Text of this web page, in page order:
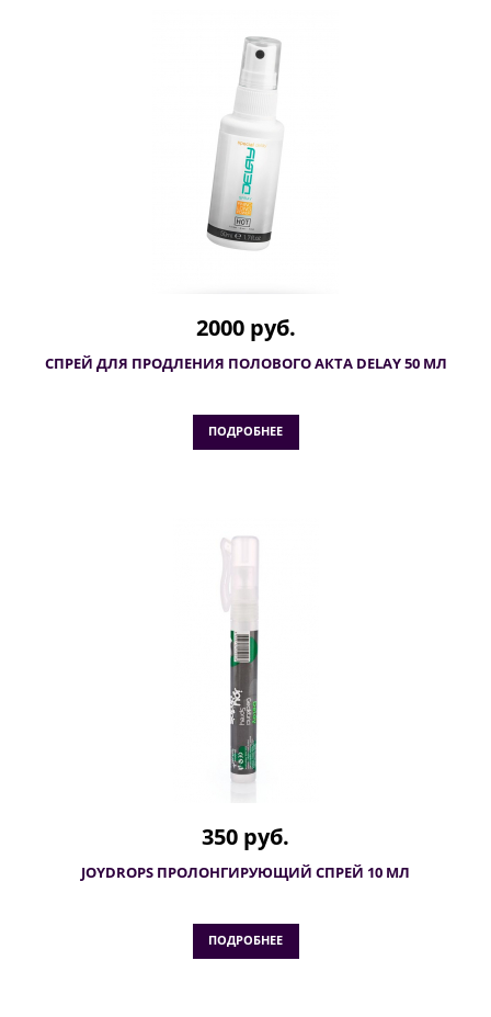
2000 руб.
СПРЕЙ ДЛЯ ПРОДЛЕНИЯ ПОЛОВОГО АКТА DELAY 50 МЛ
ПОДРОБНЕЕ
350 руб.
JOYDROPS ПРОЛОНГИРУЮЩИЙ СПРЕЙ 10 МЛ
ПОДРОБНЕЕ